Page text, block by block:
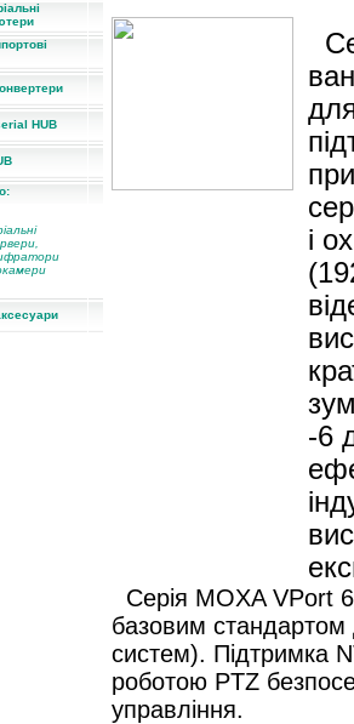
HUB
і
-6
Серія MOXA VPort
базовим стандартом
систем). Підтримка
роботою PTZ
управління.